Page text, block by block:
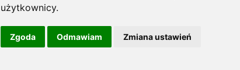
użytkownicy.
Zgoda Odmawiam Zmiana ustawień